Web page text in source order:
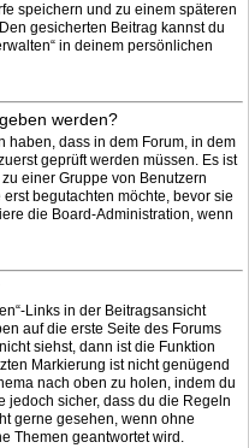
speichern und zu einem späteren
gesicherten Beitrag kannst du
in deinem persönlichen
werden?
haben, dass in dem Forum, in dem
geprüft werden müssen. Es ist
einer Gruppe von Benutzern
begutachten möchte, bevor sie
die Board-Administration, wenn
Links in der Beitragsansicht
auf die erste Seite des Forums
siehst, dann ist die Funktion
Markierung ist nicht genügend
nach oben zu holen, indem du
jedoch sicher, dass du die Regeln
gerne gesehen, wenn ohne
Themen geantwortet wird.